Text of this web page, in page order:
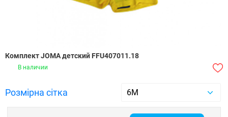
Комплект JOMA детский FFU407011.18
В наличии
Розмірна сітка